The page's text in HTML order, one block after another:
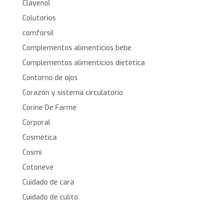
Clayenol
Colutorios
comforsil
Complementos alimenticios bebe
Complementos alimenticios dietética
Contorno de ojos
Corazón y sistema circulatorio
Corine De Farme
Corporal
Cosmética
Cosmi
Cotoneve
Cuidado de cara
Cuidado de culito